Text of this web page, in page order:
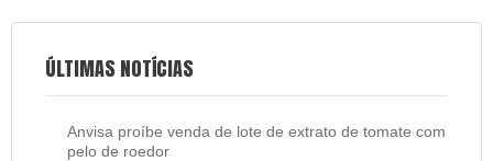
ÚLTIMAS NOTÍCIAS
Anvisa proíbe venda de lote de extrato de tomate com
pelo de roedor